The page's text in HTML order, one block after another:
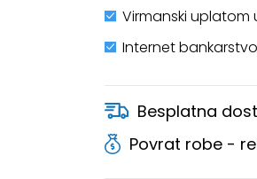
Virmanski uplatom
Internet
Besplatna
Povrat robe -